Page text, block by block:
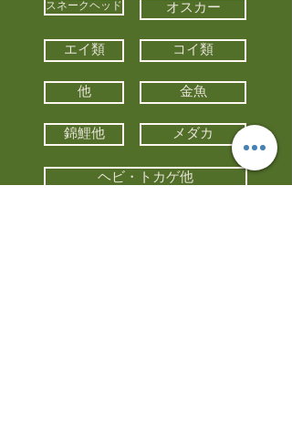
スネークヘッド オスカー
エイ類 コイ類
他 金魚
錦鯉他 メダカ
ヘビ・トカゲ他